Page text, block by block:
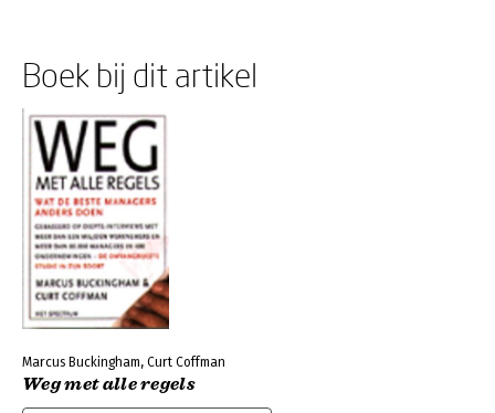
Boek bij dit artikel
Marcus Buckingham, Curt Coffman
Weg met alle regels